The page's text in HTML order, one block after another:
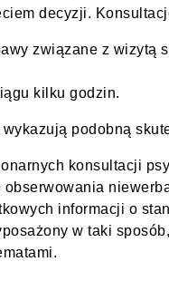
decyzji.
związane z wizytą
kilku godzin.
podobną
konsultacji
informacji o
w taki